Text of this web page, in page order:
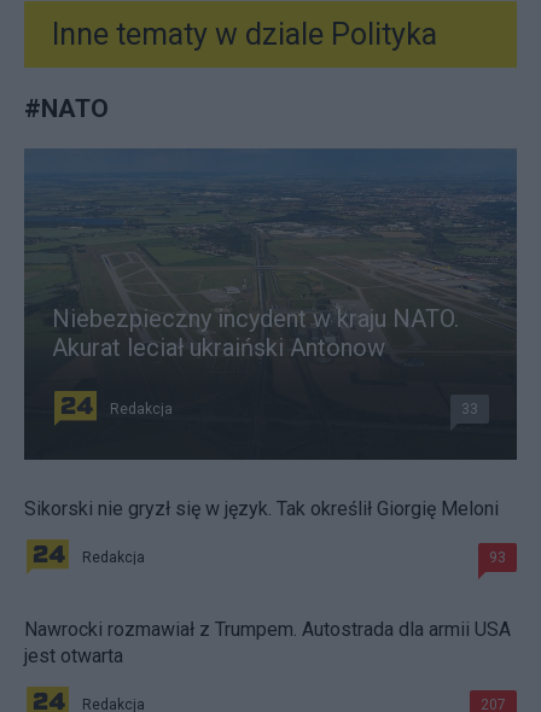
Inne tematy w dziale Polityka
#NATO
Niebezpieczny incydent w kraju NATO.
Akurat leciał ukraiński Antonow
Redakcja 33
Sikorski nie gryzł się w język. Tak określił Giorgię Meloni
Redakcja 93
Nawrocki rozmawiał z Trumpem. Autostrada dla armii USA
jest otwarta
Redakcja 207